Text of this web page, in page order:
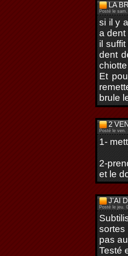
LA
Posté le
si il y
a dent
il
dent
chiotte
Et
brule
2
Posté le ven.
1-
2-
et le
J'AI
Posté le jeu.
pas
Testé